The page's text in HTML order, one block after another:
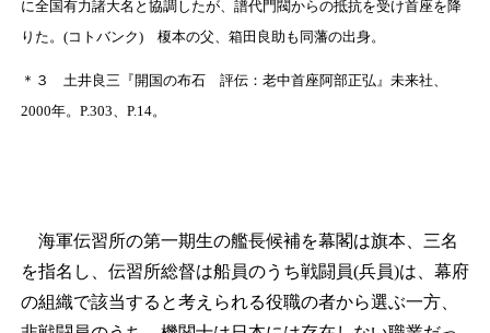
に全国有力諸大名と協調したが、譜代門閥からの抵抗を受け首座を降
りた。(コトバンク) 榎本の父、箱田良助も同藩の出身。
＊３ 土井良三『開国の布石 評伝：老中首座阿部正弘』未来社、
2000年。P.303、P.14。
海軍伝習所の第一期生の艦長候補を幕閣は旗本、三名
を指名し、伝習所総督は船員のうち戦闘員(兵員)は、幕府
の組織で該当すると考えられる役職の者から選ぶ一方、